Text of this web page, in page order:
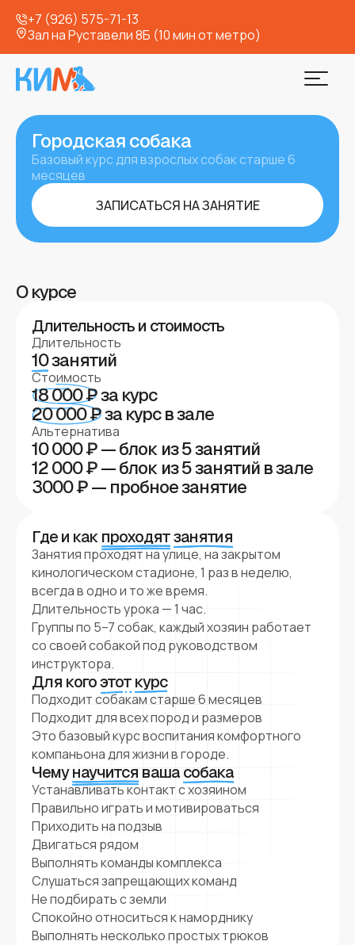
Зал на Руставели 8Б (10 мин от метро)
+7 (926) 575-71-13
Городская собака
Базовый курс для взрослых собак старше 6
месяцев
ЗАПИСАТЬСЯ НА ЗАНЯТИЕ
О курсе
Длительность и стоимость
Длительность
10занятий
Стоимость
18 000 ₽за курс
20 000 ₽за курс в зале
Альтернатива
10 000 ₽ — блок из 5 занятий
12 000 ₽ — блок из 5 занятий в зале
3000 ₽ — пробное занятие
Где и какпроходятзанятия
Занятия проходят на улице, на закрытом
кинологическом стадионе, 1 раз в неделю,
всегда в одно и то же время.
Длительность урока — 1 час.
Группы по 5–7 собак, каждый хозяин работает
со своей собакой под руководством
инструктора.
Для когоэтоткурс
Подходит собакам старше 6 месяцев
Подходит для всех пород и размеров
Это базовый курс воспитания комфортного
компаньона для жизни в городе.
Чемунаучится вашасобака
Устанавливать контакт с хозяином
Правильно играть и мотивироваться
Приходить на подзыв
Двигаться рядом
Выполнять команды комплекса
Слушаться запрещающих команд
Не подбирать с земли
Спокойно относиться к наморднику
Выполнять несколько простых трюков